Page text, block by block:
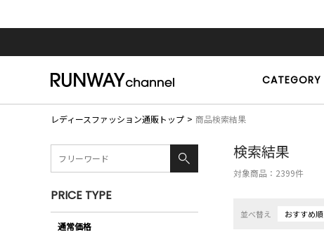
CATEGORY
レディースファッション通販トップ 商品検索結果
検索結果
対象商品： 2399件
並べ替え おすすめ順
PRICE TYPE
通常価格